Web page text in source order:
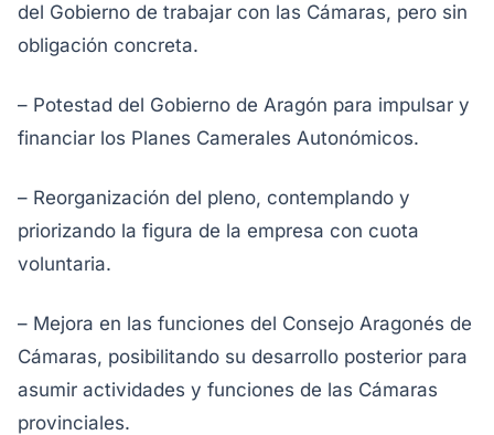
del Gobierno de trabajar con las Cámaras, pero sin
obligación concreta.
– Potestad del Gobierno de Aragón para impulsar y
financiar los Planes Camerales Autonómicos.
– Reorganización del pleno, contemplando y
priorizando la figura de la empresa con cuota
voluntaria.
– Mejora en las funciones del Consejo Aragonés de
Cámaras, posibilitando su desarrollo posterior para
asumir actividades y funciones de las Cámaras
provinciales.